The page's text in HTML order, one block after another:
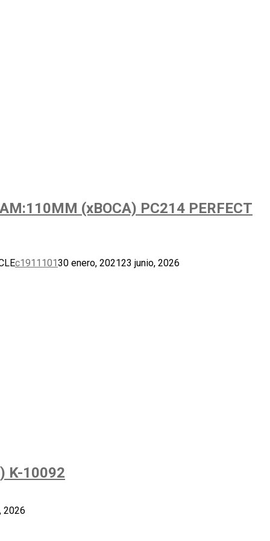
(xBOCA) PC214 PERFECT
c191110130 enero, 202123 junio, 2026
K-10092
2026